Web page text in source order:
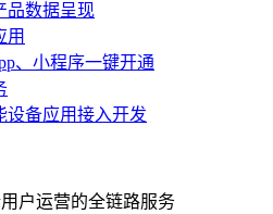
品数据呈现
用
、小程序一键开通
设备应用接入开发
户运营的全链路服务